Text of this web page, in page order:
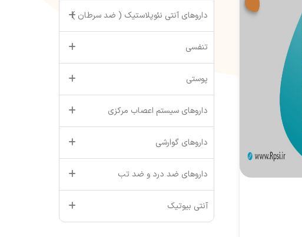
داروهای آنتی نئوپلاستیک ( ضد سرطان )
تنفسی
پوستی
داروهای سیستم اعصاب مرکزی
داروهای گوارشی
داروهای ضد درد و ضد تب
آنتی بیوتیک